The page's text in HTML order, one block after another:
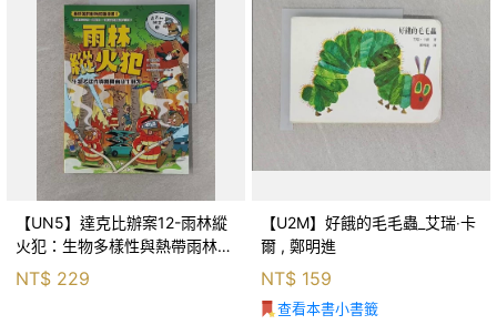
【UN5】達克比辦案12-雨林縱
火犯：生物多樣性與熱帶雨林生
態系_柯智元
NT$ 229
【U2M】好餓的毛毛蟲_艾瑞‧卡
爾 , 鄭明進
NT$ 159
查看本書小書籤